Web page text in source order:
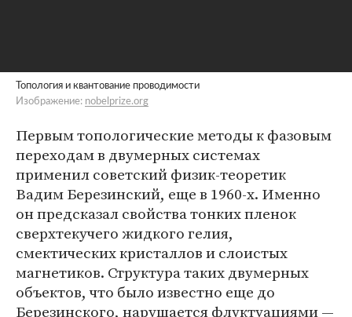
Топология и квантование проводимости
Изображение: nobelprize.org
Первым топологические методы к фазовым
переходам в двумерных системах
применил советский физик-теоретик
Вадим Березинский, еще в 1960-х. Именно
он предсказал свойства тонких пленок
сверхтекучего жидкого гелия,
смектических кристаллов и слоистых
магнетиков. Структура таких двумерных
объектов, что было известно еще до
Березинского, нарушается флуктуациями —